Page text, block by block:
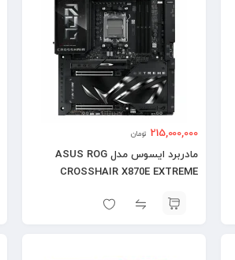
215,000,000 تومان
مادربرد ایسوس مدل ASUS ROG
CROSSHAIR X870E EXTREME